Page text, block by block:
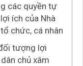
các quyền tự
ích của Nhà
chức, cá nhân
tượng lợi
chủ xâm